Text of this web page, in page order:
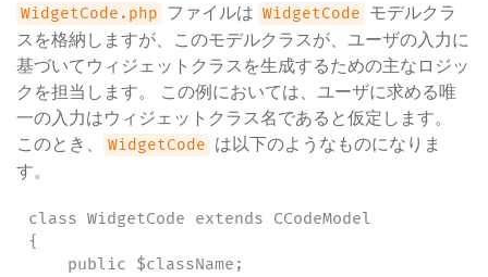
WidgetCode.php ファイルは WidgetCode モデルクラ
スを格納しますが、このモデルクラスが、ユーザの入力に
基づいてウィジェットクラスを生成するための主なロジッ
クを担当します。 この例においては、ユーザに求める唯
一の入力はウィジェットクラス名であると仮定します。
このとき、
WidgetCode は以下のようなものになりま
す。
class WidgetCode extends CCodeModel
{
    public $className;